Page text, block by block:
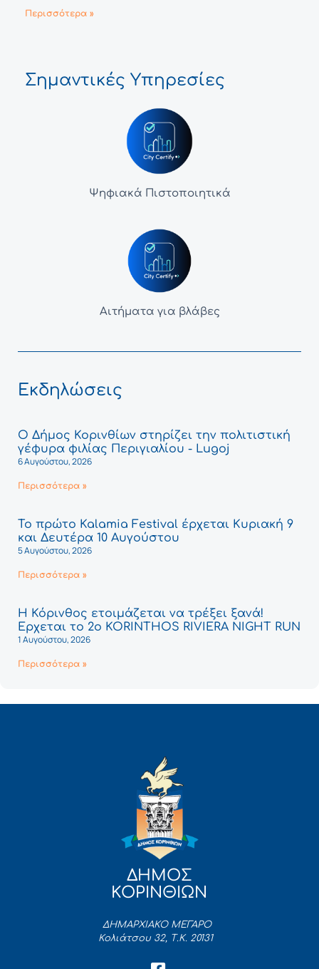
Περισσότερα »
Σημαντικές Υπηρεσίες
Ψηφιακά Πιστοποιητικά
Αιτήματα για βλάβες
Εκδηλώσεις
Ο Δήμος Κορινθίων στηρίζει την πολιτιστική
γέφυρα φιλίας Περιγιαλίου - Lugoj
6 Αυγούστου, 2026
Περισσότερα »
Το πρώτο Kalamia Festival έρχεται Κυριακή 9
και Δευτέρα 10 Αυγούστου
5 Αυγούστου, 2026
Περισσότερα »
Η Κόρινθος ετοιμάζεται να τρέξει ξανά!
Έρχεται το 2ο KORINTHOS RIVIERA NIGHT RUN
1 Αυγούστου, 2026
Περισσότερα »
ΔΗΜΟΣ
ΚΟΡΙΝΘΙΩΝ
ΔΗΜΑΡΧΙΑΚΟ ΜΕΓΑΡΟ
Κολιάτσου 32, Τ.Κ. 20131